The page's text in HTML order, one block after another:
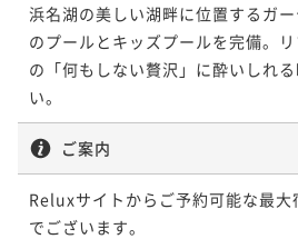
浜名湖の美しい湖畔に位置するガ
のプールとキッズプールを完備。
の「何もしない贅沢」に酔いしれ
い。
ご案内
Reluxサイトからご予約可能な最大
でございます。